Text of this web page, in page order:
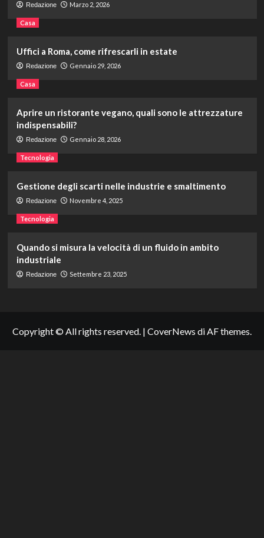
Redazione Marzo 2, 2026
Casa
Uffici a Roma, come rifrescarli in estate
Redazione Gennaio 29, 2026
Casa
Aprire un ristorante vegano, quali sono le attrezzature
indispensabili?
Redazione Gennaio 28, 2026
Tecnologia
Gestione degli scarti nelle industrie e smaltimento
Redazione Novembre 4, 2025
Tecnologia
Quando si misura la velocità di un fluido in ambito
industriale
Redazione Settembre 23, 2025
Copyright © All rights reserved. | CoverNews di AF themes.